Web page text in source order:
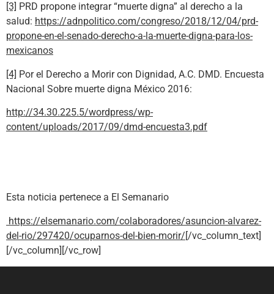
[3] PRD propone integrar “muerte digna” al derecho a la
salud: https://adnpolitico.com/congreso/2018/12/04/prd-
propone-en-el-senado-derecho-a-la-muerte-digna-para-los-
mexicanos
[4] Por el Derecho a Morir con Dignidad, A.C. DMD. Encuesta
Nacional Sobre muerte digna México 2016:
http://34.30.225.5/wordpress/wp-
content/uploads/2017/09/dmd-encuesta3.pdf
Esta noticia pertenece a El Semanario
https://elsemanario.com/colaboradores/asuncion-alvarez-
del-rio/297420/ocuparnos-del-bien-morir/[/vc_column_text]
[/vc_column][/vc_row]